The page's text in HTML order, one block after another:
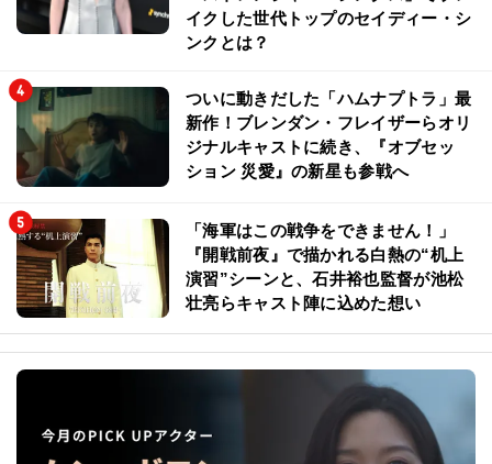
イクした世代トップのセイディー・シ
ンクとは？
ついに動きだした「ハムナプトラ」最
新作！ブレンダン・フレイザーらオリ
ジナルキャストに続き、『オブセッ
ション 災愛』の新星も参戦へ
「海軍はこの戦争をできません！」
『開戦前夜』で描かれる白熱の“机上
演習”シーンと、石井裕也監督が池松
壮亮らキャスト陣に込めた想い